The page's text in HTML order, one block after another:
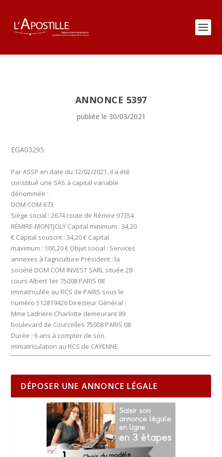
ANNONCE 5397
publiée le 30/03/2021
EGA03295
Par ASSP en date du 12/02/2021, il a été
constitué une SAS à capital variable
dénommée :
DOM COM 673
Siège social : 2674 route de Rémire 97354
RÉMIRE-MONTJOLY Capital minimum : 34,20
€ Capital souscrit : 34,20 € Capital
maximum : 100,20 € Objet social : Services
annexes à l’agriculture Président : la
société DOM COM INVEST SARL située 28
cours Albert 1er 75008 PARIS 08
immatriculée au RCS de PARIS sous le
numéro 512819426 Directeur Général :
Mme Ladriere Charlotte demeurant 89
boulevard de Courcelles 75008 PARIS 08
Durée : 6 ans à compter de son
immatriculation au RCS de CAYENNE.
DÉPOSER UNE ANNONCE LÉGALE